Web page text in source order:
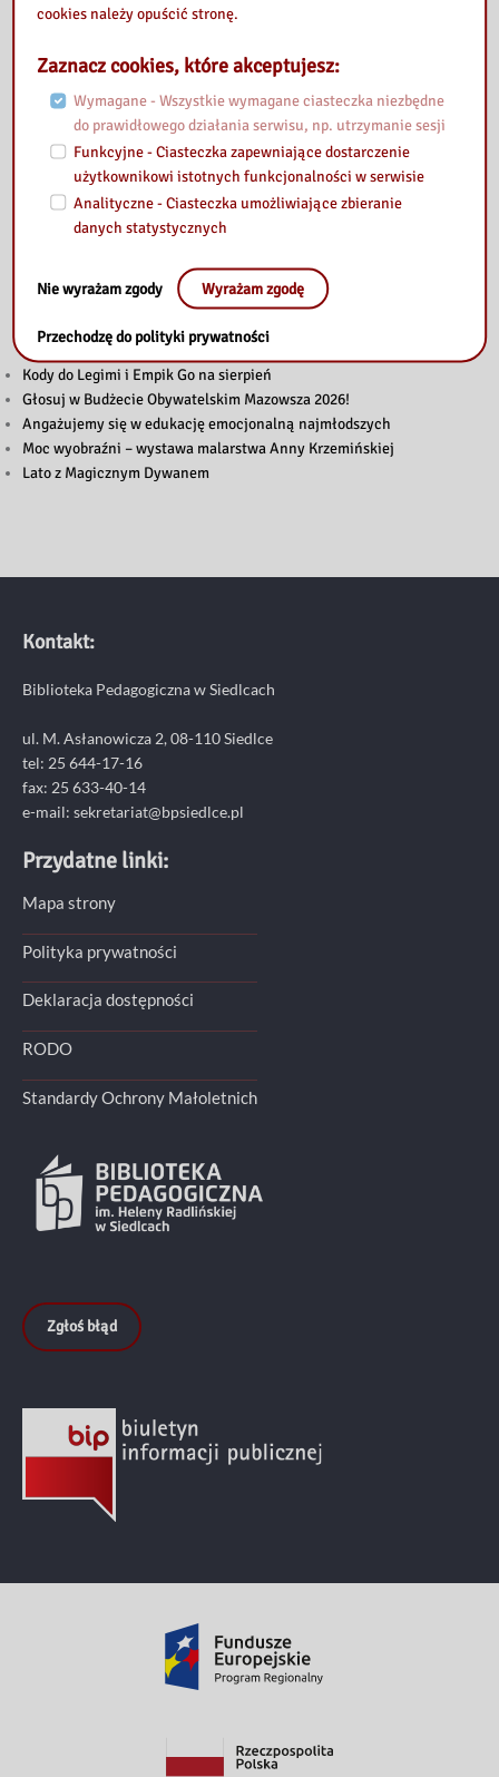
Przeczytaj
Kody do Legimi i Empik Go na sierpień
Głosuj w Budżecie Obywatelskim Mazowsza 2026!
Angażujemy się w edukację emocjonalną najmłodszych
Moc wyobraźni – wystawa malarstwa Anny Krzemińskiej
Lato z Magicznym Dywanem
Kontakt:
Biblioteka Pedagogiczna w Siedlcach
ul. M. Asłanowicza 2, 08-110 Siedlce
tel: 25 644-17-16
fax: 25 633-40-14
e-mail: sekretariat@bpsiedlce.pl
Przydatne linki:
Mapa strony
Polityka prywatności
Deklaracja dostępności
RODO
Standardy Ochrony Małoletnich
Zgłoś błąd
cookies należy opuścić stronę.
Zaznacz cookies, które akceptujesz:
Wymagane - Wszystkie wymagane ciasteczka niezbędne
do prawidłowego działania serwisu, np. utrzymanie sesji
Funkcyjne - Ciasteczka zapewniające dostarczenie
użytkownikowi istotnych funkcjonalności w serwisie
Analityczne - Ciasteczka umożliwiające zbieranie
danych statystycznych
Nie wyrażam zgody Wyrażam zgodę
Przechodzę do polityki prywatności